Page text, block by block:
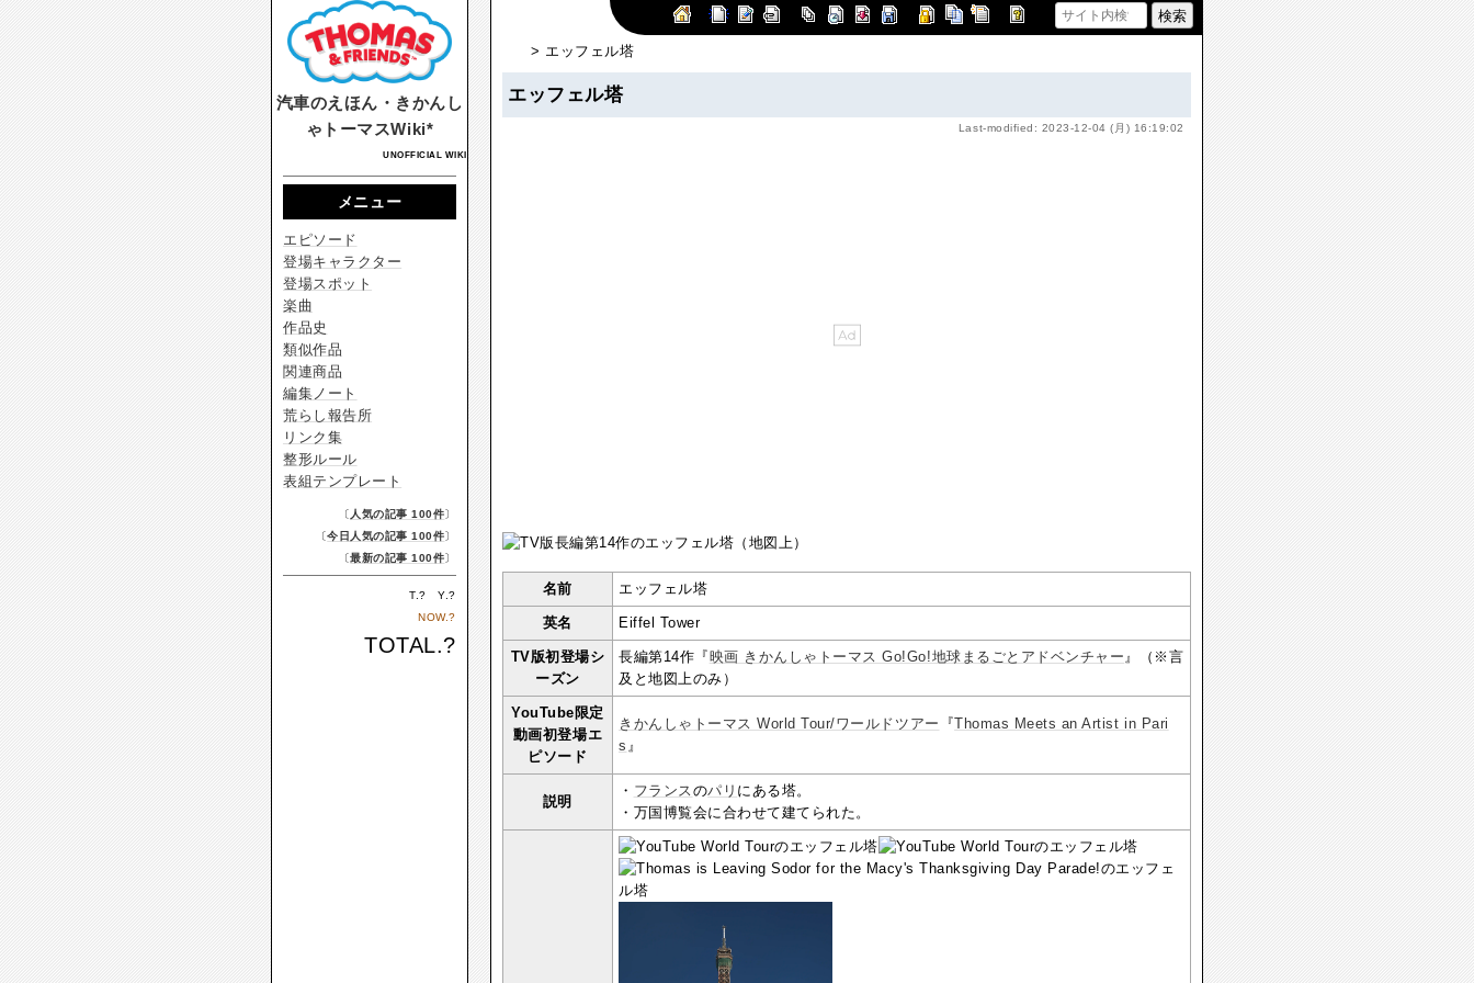
汽車のえほん・きかんし
ゃトーマスWiki*
UNOFFICIAL WIKI
> エッフェル塔
エッフェル塔
Last-modified: 2023-12-04 (月) 16:19:02
名前 エッフェル塔
英名 Eiffel Tower
TV版初登場シ
ーズン
長編第14作『映画 きかんしゃトーマス Go!Go!地球まるごとアドベンチャー 』（※言
及と地図上のみ）
YouTube限定
動画初登場エ
ピソード
きかんしゃトーマス World Tour/ワールドツアー 『Thomas Meets an Artist in Pari
s 』
説明
・ フランス のパリ にある塔。
・万国博覧会に合わせて建てられた。
メニュー
エピソード
登場キャラクター
登場スポット
楽曲
作品史
類似作品
関連商品
編集ノート
荒らし報告所
リンク集
整形ルール
表組テンプレート
〔 人気の記事 100件〕
〔今日人気の記事 100件〕
〔最新の記事 100件〕
T.? Y.?
NOW.?
TOTAL.?